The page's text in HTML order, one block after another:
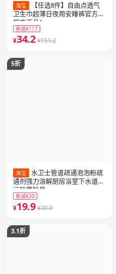
淘宝
【任选8件】自由点透气
卫生巾超薄日夜用安睡裤官方旗
舰店正品1
券减¥117
¥34.2 ¥151.2
5折
淘宝
水卫士管道疏通泡泡粉疏
通剂强力溶解厨房浴室下水道油
污除菌除臭
券减¥20
¥19.9 ¥39.9
3.1折